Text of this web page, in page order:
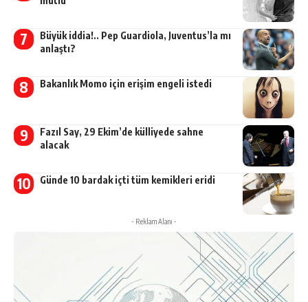
Büyük iddia!.. Pep Guardiola, Juventus’la mı
anlaştı?
Bakanlık Momo için erişim engeli istedi
Fazıl Say, 29 Ekim’de külliyede sahne
alacak
Günde 10 bardak içti tüm kemikleri eridi
- Reklam Alanı -